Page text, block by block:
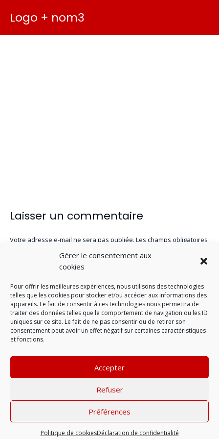
Gérer le consentement aux
cookies
Pour offrir les meilleures expériences, nous utilisons des technologies
telles que les cookies pour stocker et/ou accéder aux informations des
appareils. Le fait de consentir à ces technologies nous permettra de
traiter des données telles que le comportement de navigation ou les ID
uniques sur ce site. Le fait de ne pas consentir ou de retirer son
consentement peut avoir un effet négatif sur certaines caractéristiques
et fonctions.
Accepter
Refuser
Préférences
Politique de cookiesDéclaration de confidentialité
Logo + nom3
Laisser un commentaire
Votre adresse e-mail ne sera pas publiée. Les champs obligatoires
LAISSER UN COMMENTAIRE
Mentions légales| © 2022 |Politique de
confidentialité